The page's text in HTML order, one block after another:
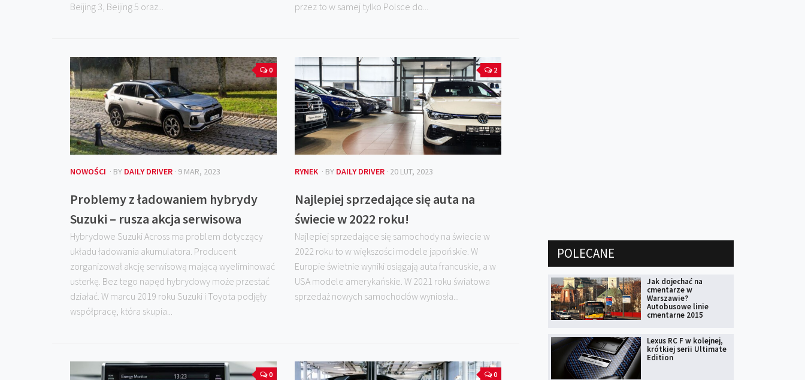
Beijing 3, Beijing 5 oraz...
przez to w samej tylko Polsce do...
0
NOWOŚCI · BY DAILY DRIVER · 9 MAR, 2023
Problemy z ładowaniem hybrydy
Suzuki – rusza akcja serwisowa
Hybrydowe Suzuki Across ma problem dotyczący
układu ładowania akumulatora. Producent
zorganizował akcję serwisową mającą wyeliminować
usterkę. Bez tego napęd hybrydowy może przestać
działać. W marcu 2019 roku Suzuki i Toyota podjęły
współpracę, która skupia...
2
RYNEK · BY DAILY DRIVER · 20 LUT, 2023
Najlepiej sprzedające się auta na
świecie w 2022 roku!
Najlepiej sprzedające się samochody na świecie w
2022 roku to w większości modele japońskie. W
Europie świetnie wyniki osiągają auta francuskie, a w
USA modele amerykańskie. W 2021 roku światowa
sprzedaż nowych samochodów wyniosła...
0 0
POLECANE
Jak dojechać na
cmentarze w
Warszawie?
Autobusowe linie
cmentarne 2015
Lexus RC F w kolejnej,
krótkiej serii Ultimate
Edition